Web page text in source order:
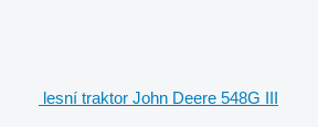
lesní traktor John Deere 548G III